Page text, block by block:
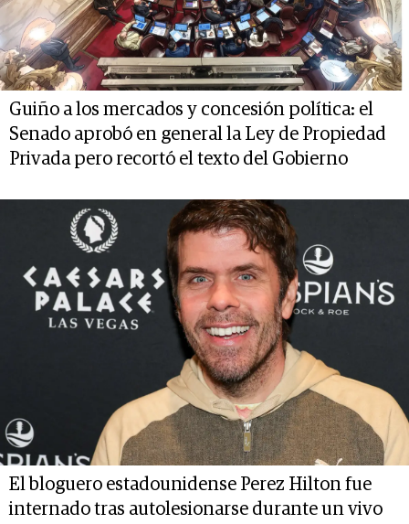
Guiño a los mercados y concesión política: el
Senado aprobó en general la Ley de Propiedad
Privada pero recortó el texto del Gobierno
El bloguero estadounidense Perez Hilton fue
internado tras autolesionarse durante un vivo